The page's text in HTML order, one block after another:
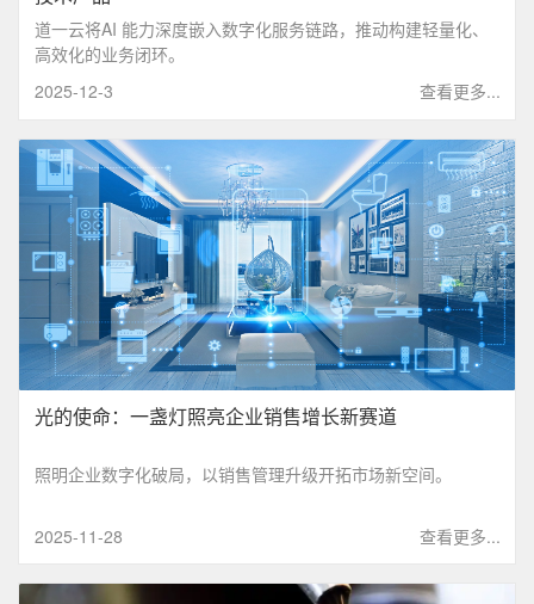
道一云将AI 能力深度嵌入数字化服务链路，推动构建轻量化、
高效化的业务闭环。
查看更多...
2025-12-3
光的使命：一盏灯照亮企业销售增长新赛道
照明企业数字化破局，以销售管理升级开拓市场新空间。
查看更多...
2025-11-28